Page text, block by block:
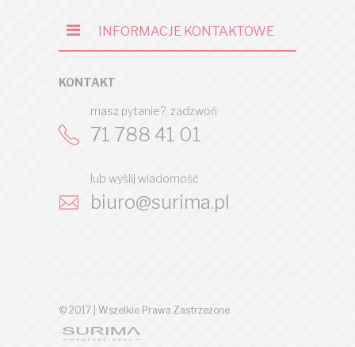
INFORMACJE KONTAKTOWE
KONTAKT
masz pytanie?, zadzwoń
71 788 41 01
lub wyślij wiadomość
biuro@surima.pl
© 2017 | Wszelkie Prawa Zastrzeżone